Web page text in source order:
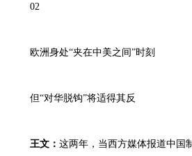
02
欧洲身处“夹在中美之间”时刻
但“对华脱钩”将适得其反
王文： 这两年，当西方媒体报道中国